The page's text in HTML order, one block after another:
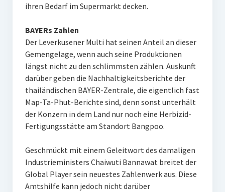
ihren Bedarf im Supermarkt decken.
BAYERs Zahlen
Der Leverkusener Multi hat seinen Anteil an dieser
Gemengelage, wenn auch seine Produktionen
längst nicht zu den schlimmsten zählen. Auskunft
darüber geben die Nachhaltigkeitsberichte der
thailändischen BAYER-Zentrale, die eigentlich fast
Map-Ta-Phut-Berichte sind, denn sonst unterhält
der Konzern in dem Land nur noch eine Herbizid-
Fertigungsstätte am Standort Bangpoo.
Geschmückt mit einem Geleitwort des damaligen
Industrieministers Chaiwuti Bannawat breitet der
Global Player sein neuestes Zahlenwerk aus. Diese
Amtshilfe kann jedoch nicht darüber